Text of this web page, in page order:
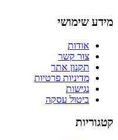
מידע שימושי
אודות
צור קשר
תקנון אתר
מדיניות פרטיות
נגישות
ביטול עסקה
קטגוריות